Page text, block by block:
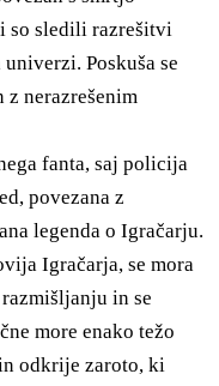
so sledili razrešitvi
Poskuša se
z nerazrešenim
fanta, saj policija
povezana z
legenda o Igračarju.
Igračarja, se mora
in se
more enako težo
odkrije zaroto, ki